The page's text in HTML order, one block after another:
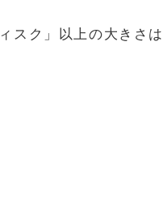
スク」以上の大きさは